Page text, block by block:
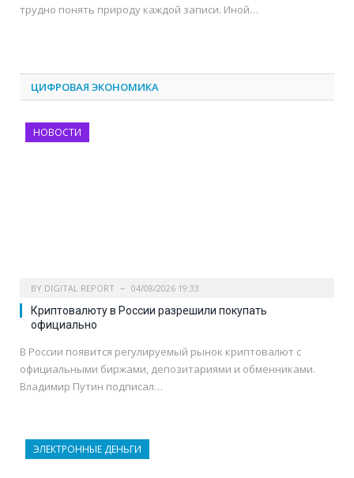
трудно понять природу каждой записи. Иной…
ЦИФРОВАЯ ЭКОНОМИКА
НОВОСТИ
BY DIGITAL REPORT 04/08/2026 19:33
Криптовалюту в России разрешили покупать
официально
В России появится регулируемый рынок криптовалют с
официальными биржами, депозитариями и обменниками.
Владимир Путин подписал…
ЭЛЕКТРОННЫЕ ДЕНЬГИ